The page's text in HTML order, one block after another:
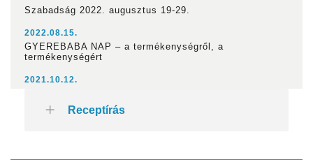
Szabadság 2022. augusztus 19-29.
2022.08.15.
GYEREBABA NAP – a termékenységről, a
termékenységért
2021.10.12.
Receptírás